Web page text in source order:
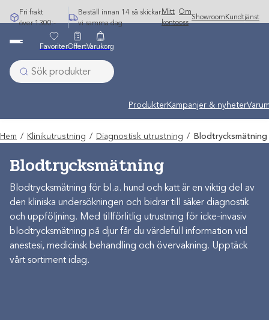
Hoppa
till
Fri frakt
över 1300:-
Beställ innan 14 så skickar
vi samma dag
Mitt
konto
Om
oss
Showroom Kundtjänst
ProdukterKampanjer & nyheter
FavoriterOffertVarukorg
Hem / Klinikutrustning / Diagnostisk utrustning / Blodtrycksmätning
Blodtrycksmätning
Blodtrycksmätning för bl.a. hund och katt är en viktig del av
den kliniska undersökningen och bidrar till säker diagnostik
och uppföljning. Med tillförlitlig utrustning för icke-invasiv
blodtrycksmätning på djur får du värdefull information vid
anestesi, medicinsk behandling och övervakning. Upptäck
vårt sortiment idag.